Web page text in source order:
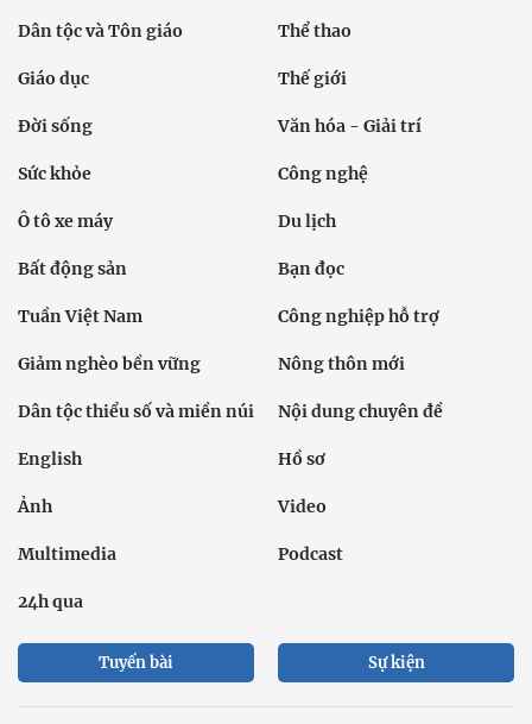
Dân tộc và Tôn giáo Thể thao
Giáo dục Thế giới
Đời sống Văn hóa - Giải trí
Sức khỏe Công nghệ
Ô tô xe máy Du lịch
Bất động sản Bạn đọc
Tuần Việt Nam Công nghiệp hỗ trợ
Giảm nghèo bền vững Nông thôn mới
Dân tộc thiểu số và miền núi Nội dung chuyên đề
English Hồ sơ
Ảnh Video
Multimedia Podcast
24h qua
Tuyến bài Sự kiện